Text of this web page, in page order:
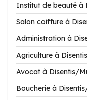
Institut de beauté à
Salon coiffure à
Administration à
Agriculture à
Avocat à Disentis/
Boucherie à